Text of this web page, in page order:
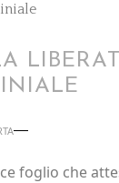
foglio che